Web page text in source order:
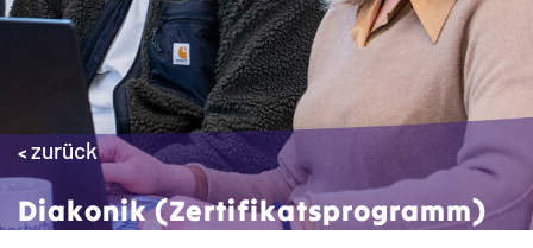
< zurück
Diakonik (Zertifikatsprogramm)